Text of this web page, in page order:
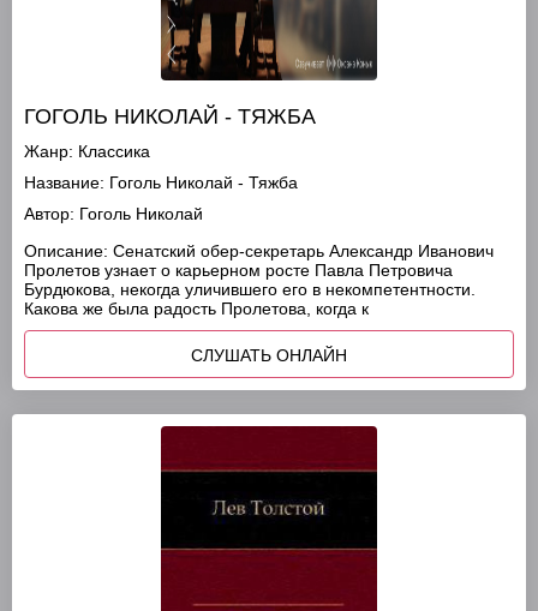
ГОГОЛЬ НИКОЛАЙ - ТЯЖБА
Жанр: Классика
Название: Гоголь Николай - Тяжба
Автор: Гоголь Николай
Описание: Сенатский обер-секретарь Александр Иванович
Пролетов узнает о карьерном росте Павла Петровича
Бурдюкова, некогда уличившего его в некомпетентности.
Какова же была радость Пролетова, когда к
СЛУШАТЬ ОНЛАЙН